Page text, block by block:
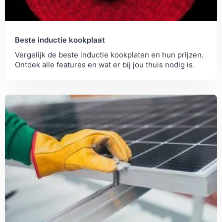
productie en van het gebruik in kaart worden
gebracht. Wij focussen hier op de gemiddelde CO2
opzichte van de "oude" situatie. Omdat CO2 niet
omgerekend naar de CO2 opname van bomen per
prijs van de duurzame varianten. We hebben een
backend koppeling met de meeste webshops voor
de kosten, waardoor we gemakkelijk een
gemiddelde kunnen inschatten.
Terugverdientijd: hiervoor kijken we naar de prijs
ten opzichte van de jaarlijkse besparingen. Een
product dat 30 euro kost en waarmee je 60 euro
aan energieverbruik terugverdiend heeft
bijvoorbeeld een terugverdientijd van een half jaar.
: Hierbij kijken hoe we hoe snel je een actie
kan uitvoeren. We gaan er hierbij vanuit dat je wel
een beetje handig bent. Voor jouw situatie kan dit
Beste inductie kookplaat
Vergelijk de beste inductie kookplaten en hun prijzen.
Ontdek alle features en wat er bij jou thuis nodig is.